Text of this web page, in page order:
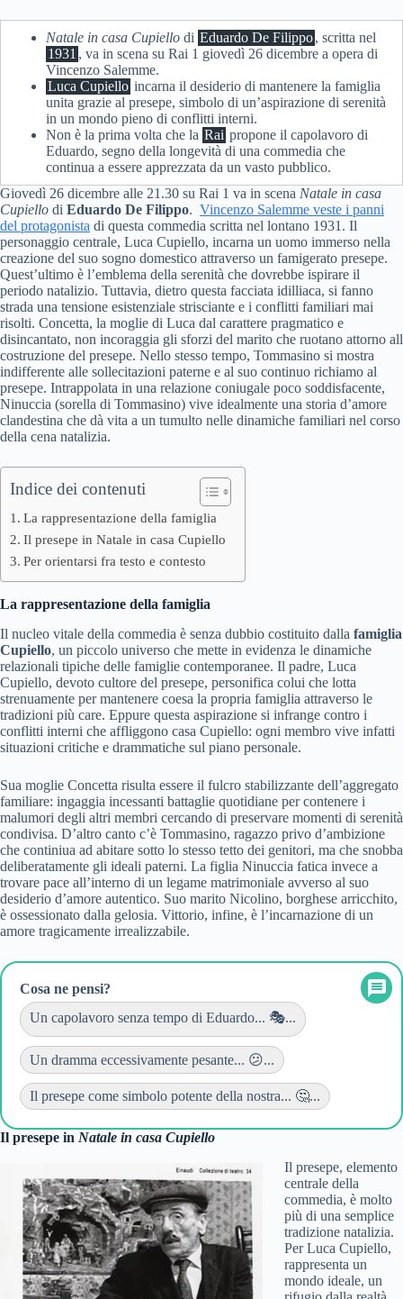
Natale in casa Cupiello di Eduardo De Filippo, scritta nel
1931 , va in scena su Rai 1 giovedì 26 dicembre a opera di
Vincenzo Salemme.
Luca Cupiello incarna il desiderio di mantenere la famiglia
unita grazie al presepe, simbolo di un’aspirazione di serenità
in un mondo pieno di conflitti interni.
Non è la prima volta che la Rai propone il capolavoro di
Eduardo, segno della longevità di una commedia che
continua a essere apprezzata da un vasto pubblico.
Giovedì 26 dicembre alle 21.30 su Rai 1 va in scena Natale in casa
Cupiello di Eduardo De Filippo. Vincenzo Salemme veste i panni
del protagonista di questa commedia scritta nel lontano 1931. Il
personaggio centrale, Luca Cupiello, incarna un uomo immerso nella
creazione del suo sogno domestico attraverso un famigerato presepe.
Quest’ultimo è l’emblema della serenità che dovrebbe ispirare il
periodo natalizio. Tuttavia, dietro questa facciata idilliaca, si fanno
strada una tensione esistenziale strisciante e i conflitti familiari mai
risolti. Concetta, la moglie di Luca dal carattere pragmatico e
disincantato, non incoraggia gli sforzi del marito che ruotano attorno all
costruzione del presepe. Nello stesso tempo, Tommasino si mostra
indifferente alle sollecitazioni paterne e al suo continuo richiamo al
presepe. Intrappolata in una relazione coniugale poco soddisfacente,
Ninuccia (sorella di Tommasino) vive idealmente una storia d’amore
clandestina che dà vita a un tumulto nelle dinamiche familiari nel corso
della cena natalizia.
Indice dei contenuti
La rappresentazione della famiglia
Il presepe in Natale in casa Cupiello
Per orientarsi fra testo e contesto
La rappresentazione della famiglia
Il nucleo vitale della commedia è senza dubbio costituito dalla famiglia
Cupiello, un piccolo universo che mette in evidenza le dinamiche
relazionali tipiche delle famiglie contemporanee. Il padre, Luca
Cupiello, devoto cultore del presepe, personifica colui che lotta
strenuamente per mantenere coesa la propria famiglia attraverso le
tradizioni più care. Eppure questa aspirazione si infrange contro i
conflitti interni che affliggono casa Cupiello: ogni membro vive infatti
situazioni critiche e drammatiche sul piano personale.
Sua moglie Concetta risulta essere il fulcro stabilizzante dell’aggregato
familiare: ingaggia incessanti battaglie quotidiane per contenere i
malumori degli altri membri cercando di preservare momenti di serenità
condivisa. D’altro canto c’è Tommasino, ragazzo privo d’ambizione
che continiua ad abitare sotto lo stesso tetto dei genitori, ma che snobba
deliberatamente gli ideali paterni. La figlia Ninuccia fatica invece a
trovare pace all’interno di un legame matrimoniale avverso al suo
desiderio d’amore autentico. Suo marito Nicolino, borghese arricchito,
è ossessionato dalla gelosia. Vittorio, infine, è l’incarnazione di un
amore tragicamente irrealizzabile.
Cosa ne pensi?
Un capolavoro senza tempo di Eduardo... 🎭...
Un dramma eccessivamente pesante... 😕...
Il presepe come simbolo potente della nostra... 🤔...
Il presepe in Natale in casa Cupiello
Il presepe, elemento
centrale della
commedia, è molto
più di una semplice
tradizione natalizia.
Per Luca Cupiello,
rappresenta un
mondo ideale, un